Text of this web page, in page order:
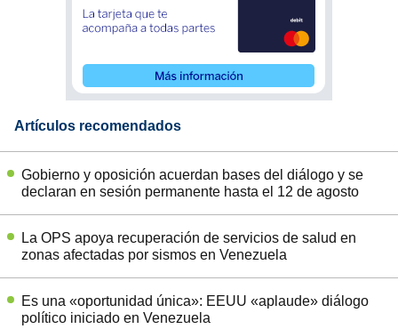
Artículos recomendados
Gobierno y oposición acuerdan bases del diálogo y se
declaran en sesión permanente hasta el 12 de agosto
La OPS apoya recuperación de servicios de salud en
zonas afectadas por sismos en Venezuela
Es una «oportunidad única»: EEUU «aplaude» diálogo
político iniciado en Venezuela